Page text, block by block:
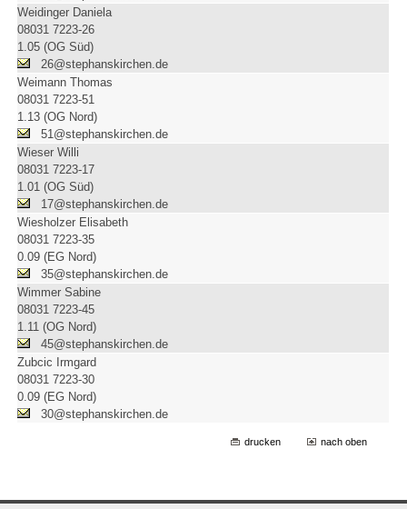
Weidinger Daniela
08031 7223-26
1.05 (OG Süd)
26@stephanskirchen.de
Weimann Thomas
08031 7223-51
1.13 (OG Nord)
51@stephanskirchen.de
Wieser Willi
08031 7223-17
1.01 (OG Süd)
17@stephanskirchen.de
Wiesholzer Elisabeth
08031 7223-35
0.09 (EG Nord)
35@stephanskirchen.de
Wimmer Sabine
08031 7223-45
1.11 (OG Nord)
45@stephanskirchen.de
Zubcic Irmgard
08031 7223-30
0.09 (EG Nord)
30@stephanskirchen.de
drucken nach oben